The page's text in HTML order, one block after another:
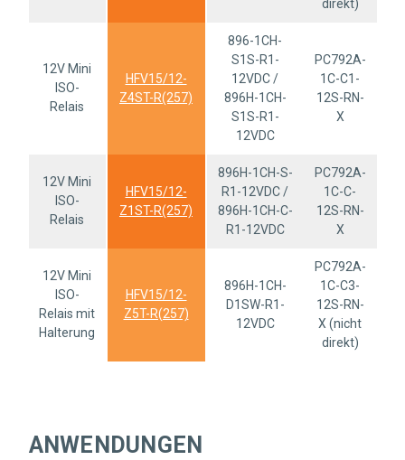
direkt)
12V Mini
ISO-
Relais
HFV15/12-
Z4ST-R(257)
896-1CH-
S1S-R1-
12VDC /
896H-1CH-
S1S-R1-
12VDC
PC792A-
1C-C1-
12S-RN-
X
12V Mini
ISO-
Relais
HFV15/12-
Z1ST-R(257)
896H-1CH-S-
R1-12VDC /
896H-1CH-C-
R1-12VDC
PC792A-
1C-C-
12S-RN-
X
12V Mini
ISO-
Relais mit
Halterung
HFV15/12-
Z5T-R(257)
896H-1CH-
D1SW-R1-
12VDC
PC792A-
1C-C3-
12S-RN-
X (nicht
direkt)
ANWENDUNGEN